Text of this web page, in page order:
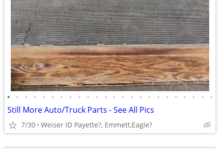
• • • • • • • • • • • • • • • • • • • • • • • •
Still More Auto/Truck Parts - See All Pics
7/30 Weiser ID Payette?, Emmett,Eagle?